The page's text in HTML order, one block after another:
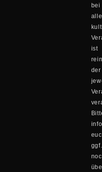
bei
ist
der
ggf.